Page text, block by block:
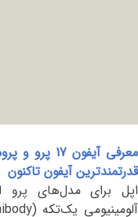
معرفی آیفون 17 پرو و پرومکس (
قدرتمندترین آیفون تاکنون
اپل برای مدل‌های پرو
آلومینیومی یک‌تکه